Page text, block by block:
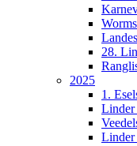
28.
2025
1.
Linder
Linder